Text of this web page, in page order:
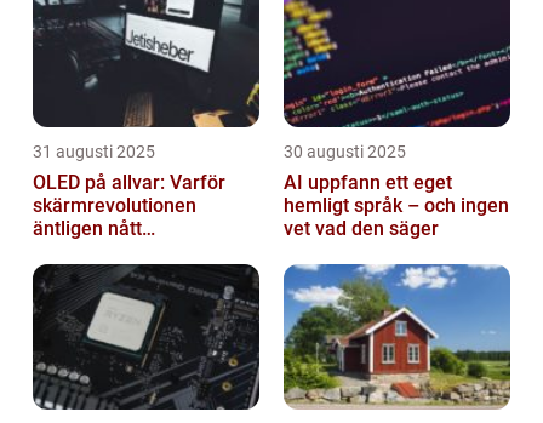
31 augusti 2025
OLED på allvar: Varför
skärmrevolutionen
äntligen nått
30 augusti 2025
AI uppfann ett eget
hemligt språk – och ingen
vet vad den säger